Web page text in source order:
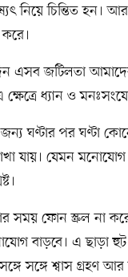
নিয়ে চিন্তিত হন।
এসব জটিলতা
ক্ষেত্রে ধ্যান ও
ঘণ্টার পর ঘণ্টা
যায়। যেমন
সময় ফোন স্ক্রল না
বাড়বে। এ ছাড়া হুট
সঙ্গে শ্বাস গ্রহণ আর